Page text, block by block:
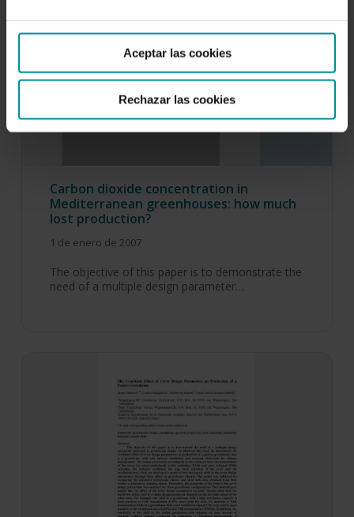
Aceptar las cookies
Rechazar las cookies
Carbon dioxide concentration in
Mediterranean greenhouses: how much
lost production?
1 de enero de 2007
The objective of this paper is to demonstrate the
need of a multiple design parameter…